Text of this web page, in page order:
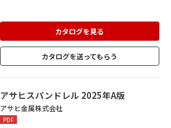
カタログを見る
カタログを送ってもらう
アサヒスパンドレル 2025年A版
アサヒ金属株式会社
PDF